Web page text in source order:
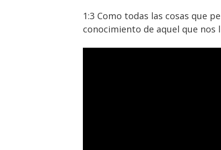
1:3 Como todas las cosas que
conocimiento de aquel que nos